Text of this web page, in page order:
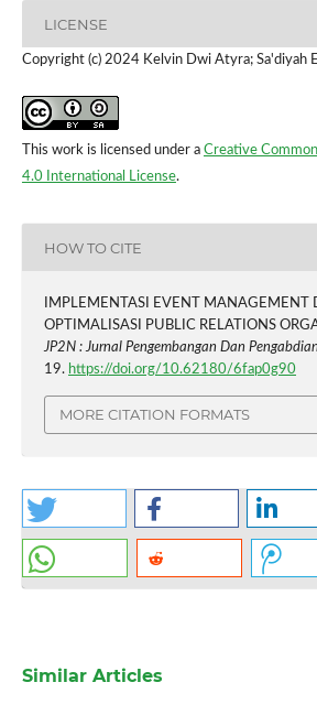
LICENSE
Copyright (c) 2024 Kelvin Dwi Atyra; Sa'diyah
This work is licensed under a Creative
4.0 International License.
HOW TO CITE
IMPLEMENTASI EVENT MANAGEMENT
OPTIMALISASI PUBLIC RELATIONS
JP2N : Jurnal Pengembangan Dan
19. https://doi.org/10.62180/6fap0g90
MORE CITATION FORMATS
Similar Articles